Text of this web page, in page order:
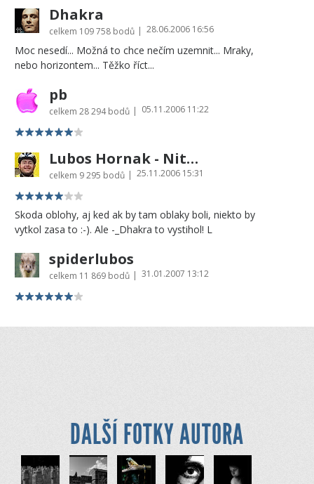
Dhakra
celkem 109 758 bodů | 28.06.2006 16:56
Moc nesedí... Možná to chce nečím uzemnit... Mraky,
nebo horizontem... Těžko říct...
pb
celkem 28 294 bodů | 05.11.2006 11:22
Lubos Hornak - Nitovka
celkem 9 295 bodů | 25.11.2006 15:31
Skoda oblohy, aj ked ak by tam oblaky boli, niekto by
vytkol zasa to :-). Ale -_Dhakra to vystihol! L
spiderlubos
celkem 11 869 bodů | 31.01.2007 13:12
DALŠÍ FOTKY AUTORA